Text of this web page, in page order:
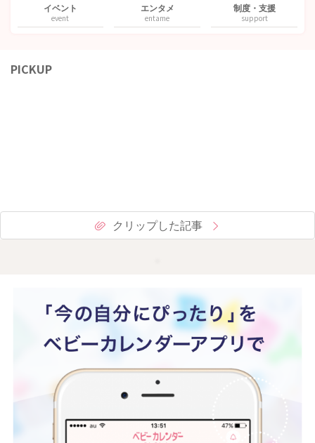
イベント
event
エンタメ
entame
制度・支援
support
PICKUP
クリップした記事